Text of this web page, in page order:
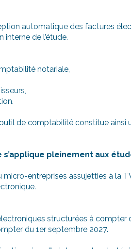
automatique des factures
interne de l’étude.
notariale,
de comptabilité constitue
pleinement aux
micro-entreprises assujetties à la
structurées à compter
du 1er septembre 2027.